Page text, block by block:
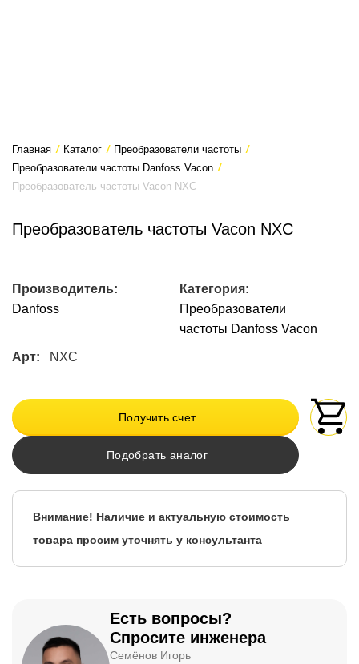
Главная / Каталог / Преобразователи частоты /
Преобразователи частоты Danfoss Vacon /
Преобразователь частоты Vacon NXC
Преобразователь частоты Vacon NXC
Производитель:
Danfoss
Категория:
Преобразователи
частоты Danfoss Vacon
Арт: NXC
Получить счет
Подобрать аналог
Внимание! Наличие и актуальную стоимость
товара просим уточнять у консультанта
Есть вопросы?
Спросите инженера
Семёнов Игорь